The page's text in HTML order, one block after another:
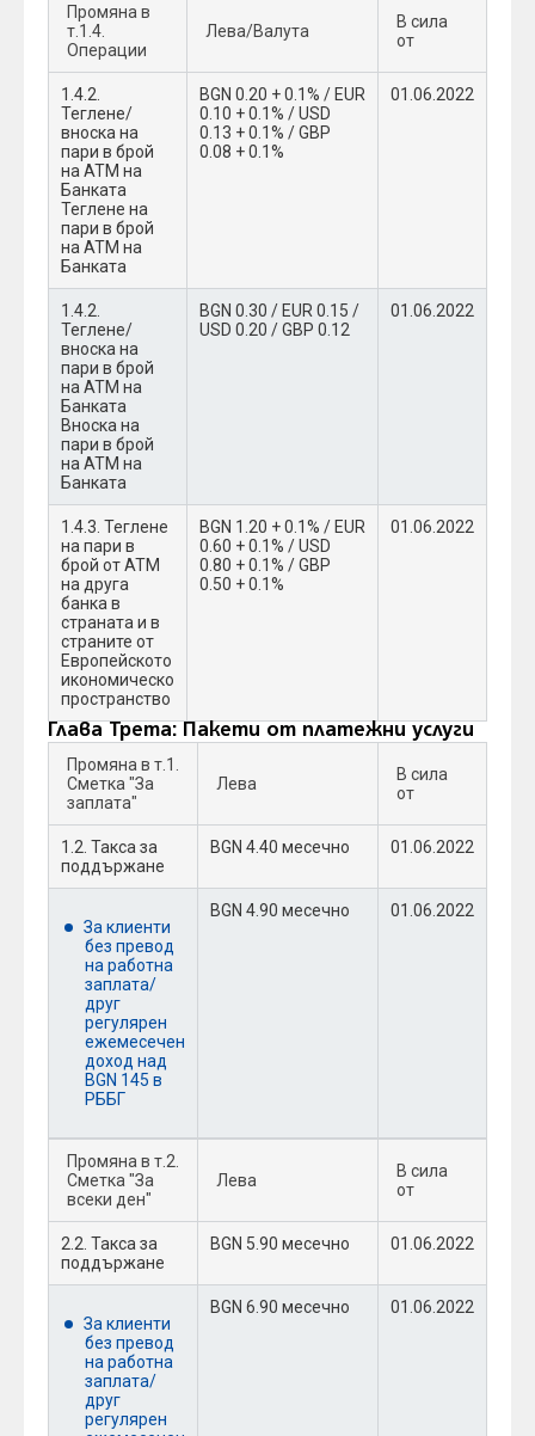
Промяна в
т.1.4.
Операции
Лева/Валута
В сила
от
1.4.2.
Теглене/
вноска на
пари в брой
на АТМ на
Банката
Теглене на
пари в брой
на АТМ на
Банката
BGN 0.20 + 0.1% / EUR
0.10 + 0.1% / USD
0.13 + 0.1% / GBP
0.08 + 0.1%
01.06.2022
1.4.2.
Теглене/
вноска на
пари в брой
на АТМ на
Банката
Вноска на
пари в брой
на АТМ на
Банката
BGN 0.30 / EUR 0.15 /
USD 0.20 / GBP 0.12
01.06.2022
1.4.3. Теглене
на пари в
брой от АТМ
на друга
банка в
страната и в
страните от
Европейското
икономическо
пространство
BGN 1.20 + 0.1% / EUR
0.60 + 0.1% / USD
0.80 + 0.1% / GBP
0.50 + 0.1%
01.06.2022
Глава Трета: Пакети от платежни услуги
Промяна в т.1.
Сметка "За
заплата"
Лева
В сила
от
1.2. Такса за
поддържане
BGN 4.40 месечно 01.06.2022
За клиенти
без превод
на работна
заплата/
друг
регулярен
ежемесечен
доход над
BGN 145 в
РББГ
BGN 4.90 месечно 01.06.2022
Промяна в т.2.
Сметка "За
всеки ден"
Лева
В сила
от
2.2. Такса за
поддържане
BGN 5.90 месечно 01.06.2022
За клиенти
без превод
на работна
заплата/
друг
регулярен
BGN 6.90 месечно 01.06.2022